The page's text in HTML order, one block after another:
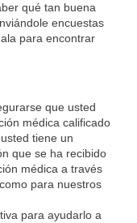
qué tan buena
encuestas
para encontrar
que usted
médica calificado
tiene un
que se ha recibido
médica a través
para nuestros
para ayudarlo a